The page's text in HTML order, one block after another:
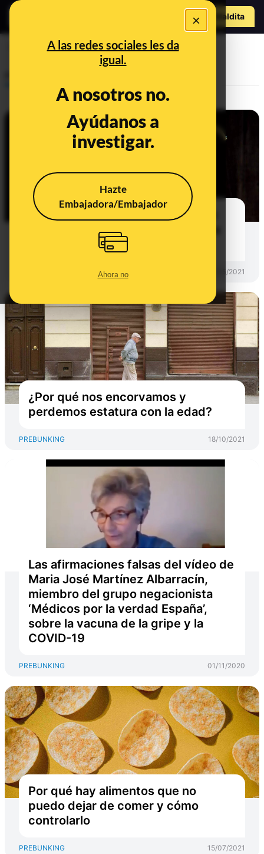
×
A las redes sociales les da
igual.
A nosotros no.
Ayúdanos a
investigar.
Hazte
Embajadora/Embajador
Ahora no
Hazte Maldito
preguntas
Por qué un hielo que se hunde en
una bebida alcohólica no significa
que el alcohol esté adulterado
13/05/2021
¿Por qué nos encorvamos y
perdemos estatura con la edad?
PREBUNKING 18/10/2021
Las afirmaciones falsas del vídeo de
Maria José Martínez Albarracín,
miembro del grupo negacionista
‘Médicos por la verdad España’,
sobre la vacuna de la gripe y la
COVID-19
PREBUNKING 01/11/2020
Por qué hay alimentos que no
puedo dejar de comer y cómo
controlarlo
PREBUNKING 15/07/2021